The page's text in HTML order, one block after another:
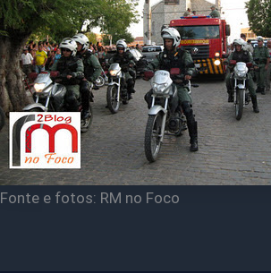
Fonte e fotos: RM no Foco